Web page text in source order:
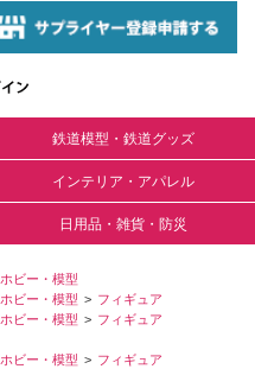
鉄道模型・鉄道グッズ
インテリア・アパレル
日用品・雑貨・防災
ホビー・模型
ホビー・模型
フィギュア
ホビー・模型
フィギュア
ホビー・模型
フィギュア